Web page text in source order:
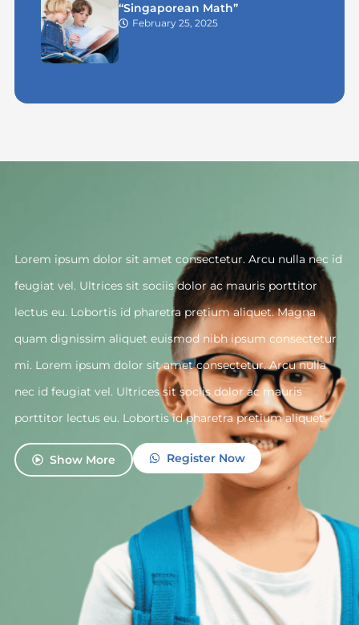
“Singaporean Math”
February 25, 2025
Lorem ipsum dolor sit amet consectetur. Arcu nulla nec id
feugiat vel. Ultrices sit sociis dolor ac mauris porttitor
lectus eu. Lobortis id pharetra pretium aliquet. Magna
quam dignissim aliquet euismod nibh ipsum consectetur
mi. Lorem ipsum dolor sit amet consectetur. Arcu nulla
nec id feugiat vel. Ultrices sit sociis dolor ac mauris
porttitor lectus eu. Lobortis id pharetra pretium aliquet.
Show More Register Now